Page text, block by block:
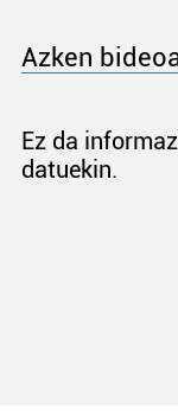
Azken
Ez da
datuekin.